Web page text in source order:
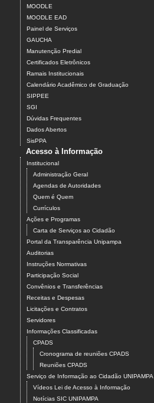
MOODLE
MOODLE EAD
Painel de Serviços
GAUCHA
Manutenção Predial
Certificados Eletrônicos
Ramais Institucionais
Calendário Acadêmico de Graduação
SIPPEE
SGI
Dúvidas Frequentes
Dados Abertos
SisPPA
Acesso à Informação
Institucional
Administração Geral
Agendas de Autoridades
Quem é Quem
Currículos
Ações e Programas
Carta de Serviços ao Cidadão
Portal da Transparência Unipampa
Auditorias
Instruções Normativas
Participação Social
Convênios e Transferências
Receitas e Despesas
Licitações e Contratos
Servidores
Informações Classificadas
CPADS
Cronograma de reuniões CPADS
Reuniões CPADS
Serviço de Informação ao Cidadão UNIPAMPA
Vídeos Lei de Acesso à Informação
Notícias SIC UNIPAMPA